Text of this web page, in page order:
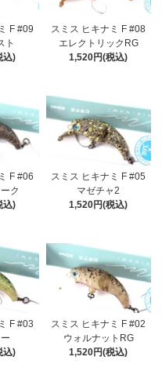
F #09
ト
込)
スミス ヒキナミ F #08
エレクトリックRG
1,520円(税込)
F #06
ク
込)
スミス ヒキナミ F #05
マゼチャ2
1,520円(税込)
F #03
込)
スミス ヒキナミ F #02
ウォルナットRG
1,520円(税込)